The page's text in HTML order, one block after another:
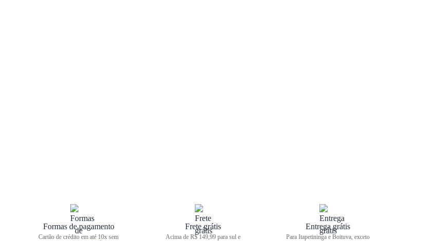
Formas de pagamento
Cartão de crédito em até 10x sem
Frete grátis
Acima de R$ 149,99 para sul e
Entrega grátis
Para Itapetininga e Boituva, exceto